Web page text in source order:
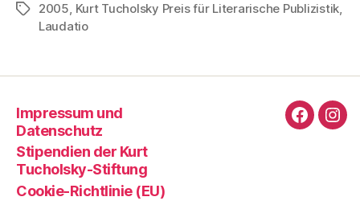
Schlagwörter
2005, Kurt Tucholsky Preis für Literarische Publizistik,
Laudatio
Impressum und
Datenschutz
Stipendien der Kurt
Tucholsky-Stiftung
Cookie-Richtlinie (EU)